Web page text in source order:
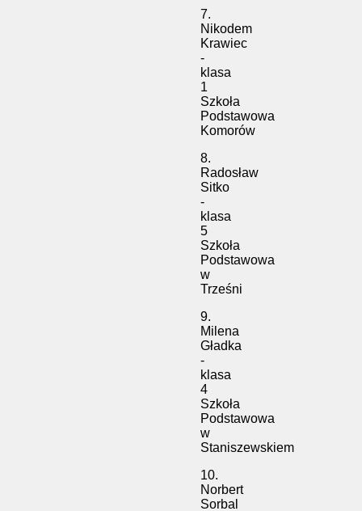
7.
Nikodem
Krawiec
-
klasa
1
Szkoła
Podstawowa
Komorów
8.
Radosław
Sitko
-
klasa
5
Szkoła
Podstawowa
w
Trześni
9.
Milena
Gładka
-
klasa
4
Szkoła
Podstawowa
w
Staniszewskiem
10.
Norbert
Sorbal